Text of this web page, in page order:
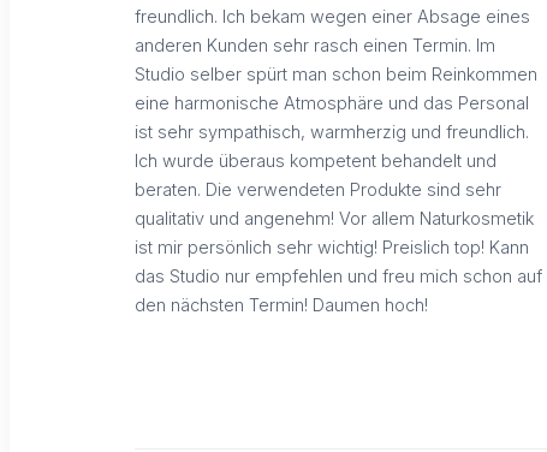
freundlich. Ich bekam wegen einer Absage eines
anderen Kunden sehr rasch einen Termin. Im
Studio selber spürt man schon beim Reinkommen
eine harmonische Atmosphäre und das Personal
ist sehr sympathisch, warmherzig und freundlich.
Ich wurde überaus kompetent behandelt und
beraten. Die verwendeten Produkte sind sehr
qualitativ und angenehm! Vor allem Naturkosmetik
ist mir persönlich sehr wichtig! Preislich top! Kann
das Studio nur empfehlen und freu mich schon auf
den nächsten Termin! Daumen hoch!